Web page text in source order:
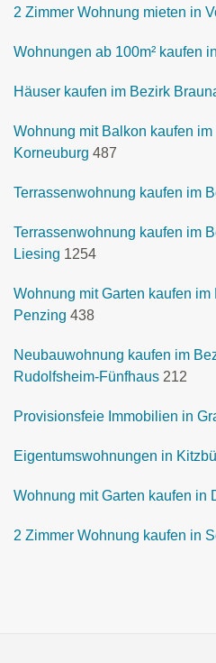
2 Zimmer Wohnung mieten in
Wohnungen ab 100m² kaufen
Häuser kaufen im Bezirk
Wohnung mit Balkon kaufen im
Korneuburg 487
Terrassenwohnung kaufen im
Terrassenwohnung kaufen im
Liesing 1254
Wohnung mit Garten kaufen im
Penzing 438
Neubauwohnung kaufen im
Rudolfsheim-Fünfhaus 212
Provisionsfeie Immobilien in
Eigentumswohnungen in
Wohnung mit Garten kaufen in
2 Zimmer Wohnung kaufen in